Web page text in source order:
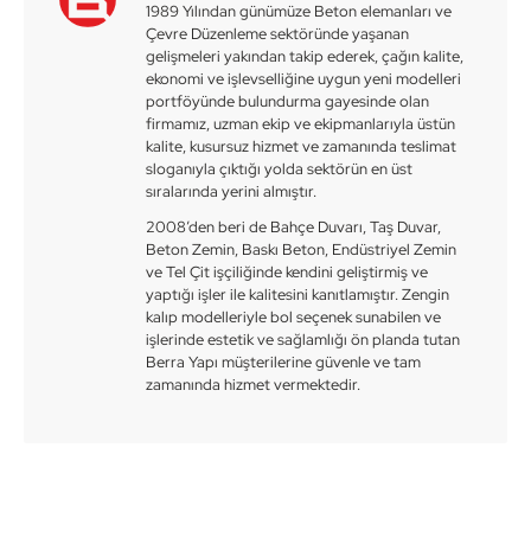
1989 Yılından günümüze Beton elemanları ve
Çevre Düzenleme sektöründe yaşanan
gelişmeleri yakından takip ederek, çağın kalite,
ekonomi ve işlevselliğine uygun yeni modelleri
portföyünde bulundurma gayesinde olan
firmamız, uzman ekip ve ekipmanlarıyla üstün
kalite, kusursuz hizmet ve zamanında teslimat
sloganıyla çıktığı yolda sektörün en üst
sıralarında yerini almıştır.
2008’den beri de Bahçe Duvarı, Taş Duvar,
Beton Zemin, Baskı Beton, Endüstriyel Zemin
ve Tel Çit işçiliğinde kendini geliştirmiş ve
yaptığı işler ile kalitesini kanıtlamıştır. Zengin
kalıp modelleriyle bol seçenek sunabilen ve
işlerinde estetik ve sağlamlığı ön planda tutan
Berra Yapı müşterilerine güvenle ve tam
zamanında hizmet vermektedir.